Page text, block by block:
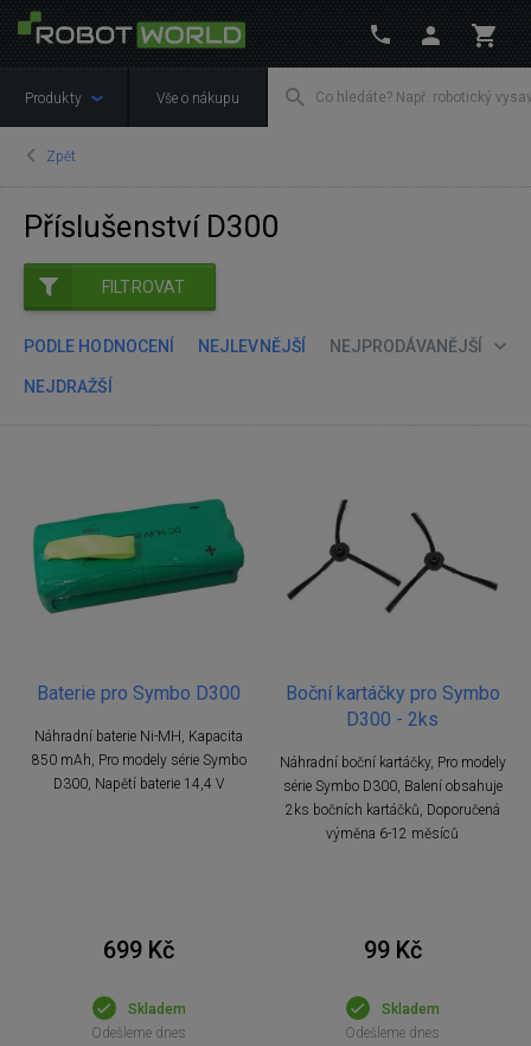
Produkty Vše o nákupu
Zpět
Příslušenství D300
FILTROVAT
PODLE HODNOCENÍ NEJLEVNĚJŠÍ NEJPRODÁVANĚJŠÍ
NEJDRAŽŠÍ
Baterie pro Symbo D300
Náhradní baterie Ni-MH, Kapacita
850 mAh, Pro modely série Symbo
D300, Napětí baterie 14,4 V
699 Kč
Skladem
Odešleme dnes
Boční kartáčky pro Symbo
D300 - 2ks
Náhradní boční kartáčky, Pro modely
série Symbo D300, Balení obsahuje
2ks bočních kartáčků, Doporučená
výměna 6-12 měsíců
99 Kč
Skladem
Odešleme dnes